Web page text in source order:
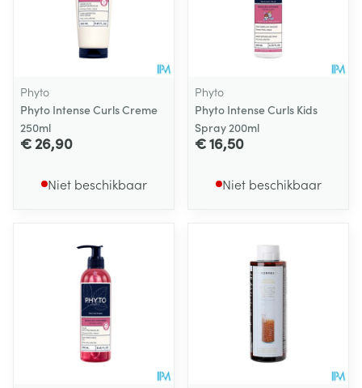
Phyto
Phyto Intense Curls Creme
250ml
€ 26,90
Niet beschikbaar
Phyto
Phyto Intense Curls Kids
Spray 200ml
€ 16,50
Niet beschikbaar